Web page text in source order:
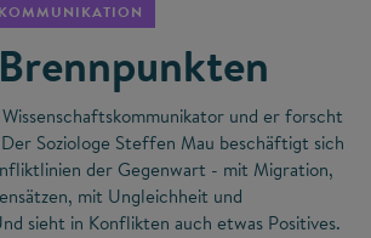
und er forscht
Soziologe Steffen Mau beschäftigt sich
der Gegenwart - mit Migration,
mit Ungleichheit und
sieht in Konflikten auch etwas Positives.